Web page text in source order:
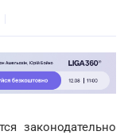
законодательно